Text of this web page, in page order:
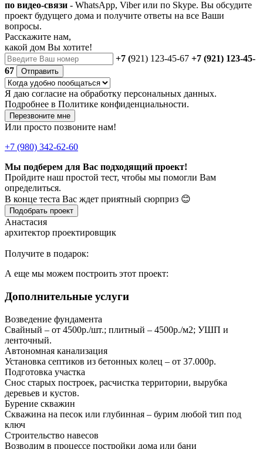
по видео-связи - WhatsApp, Viber или по Skype. Вы обсудите
проект будущего дома и получите ответы на все Ваши
вопросы.
Расскажите нам,
какой дом Вы хотите!
+7 (921) 123-45-67 +7 (921) 123-45-
67
Отправить
Я даю согласие на обработку персональных данных.
Подробнее в Политике конфиденциальности.
Перезвоните мне
Или просто позвоните нам!
+7 (980) 342-62-60
Мы подберем для Вас подходящий проект!
Пройдите наш простой тест, чтобы мы помогли Вам
определиться.
В конце теста Вас ждет приятный сюрприз 😊
Подобрать проект
Анастасия
архитектор проектировщик
Получите в подарок:
А еще мы можем построить этот проект:
Дополнительные услуги
Возведение фундамента
Свайный – от 4500р./шт.; плитный – 4500р./м2; УШП и
ленточный.
Автономная канализация
Установка септиков из бетонных колец – от 37.000р.
Подготовка участка
Снос старых построек, расчистка территории, вырубка
деревьев и кустов.
Бурение скважин
Скважина на песок или глубинная – бурим любой тип под
ключ
Строительство навесов
Возводим в процессе постройки дома или бани